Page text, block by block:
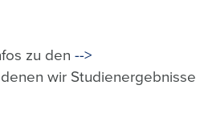
zu den -->
wir Studienergebnisse